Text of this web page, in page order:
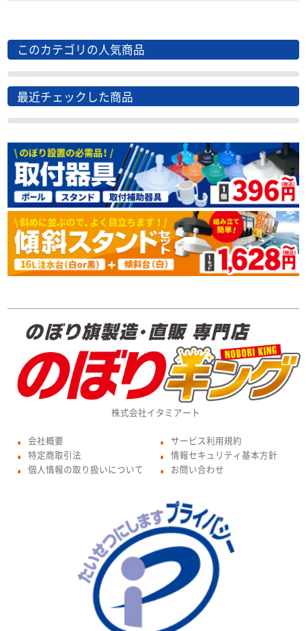
このカテゴリの人気商品
最近チェックした商品
株式会社イタミアート
● 会社概要
● 特定商取引法
● 個人情報の取り扱いについて
● サービス利用規約
● 情報セキュリティ基本方針
● お問い合わせ